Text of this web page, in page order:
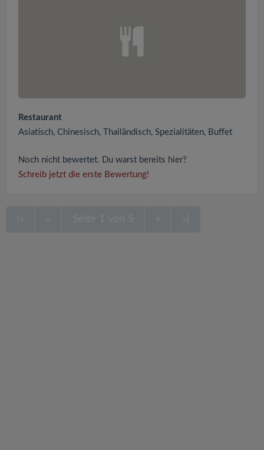
Restaurant
Asiatisch, Chinesisch, Thailändisch, Spezialitäten, Buffet
Noch nicht bewertet. Du warst bereits hier?
Schreib jetzt die erste Bewertung!